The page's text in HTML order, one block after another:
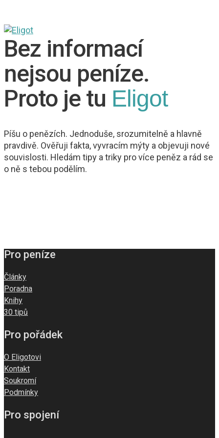
Bez informací
nejsou peníze.
Proto je tu Eligot
Píšu o penězích. Jednoduše, srozumitelně a hlavně
pravdivě. Ověřuji fakta, vyvracím mýty a objevuji nové
souvislosti. Hledám tipy a triky pro více peněz a rád se
o ně s tebou podělím.
Pro peníze
Články
Poradna
Knihy
30 tipů
Pro pořádek
O Eligotovi
Kontakt
Soukromí
Podmínky
Pro spojení